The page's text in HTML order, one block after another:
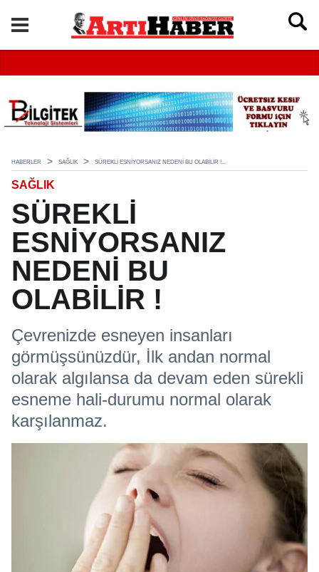
HABERLER SAĞLIK SÜREKLİ ESNİYORSANIZ NEDENİ BU OLABİLİR !...
SAĞLIK
SÜREKLİ
ESNİYORSANIZ
NEDENİ BU
OLABİLİR !
Çevrenizde esneyen insanları
görmüşsünüzdür, İlk andan normal
olarak algılansa da devam eden sürekli
esneme hali-durumu normal olarak
karşılanmaz.